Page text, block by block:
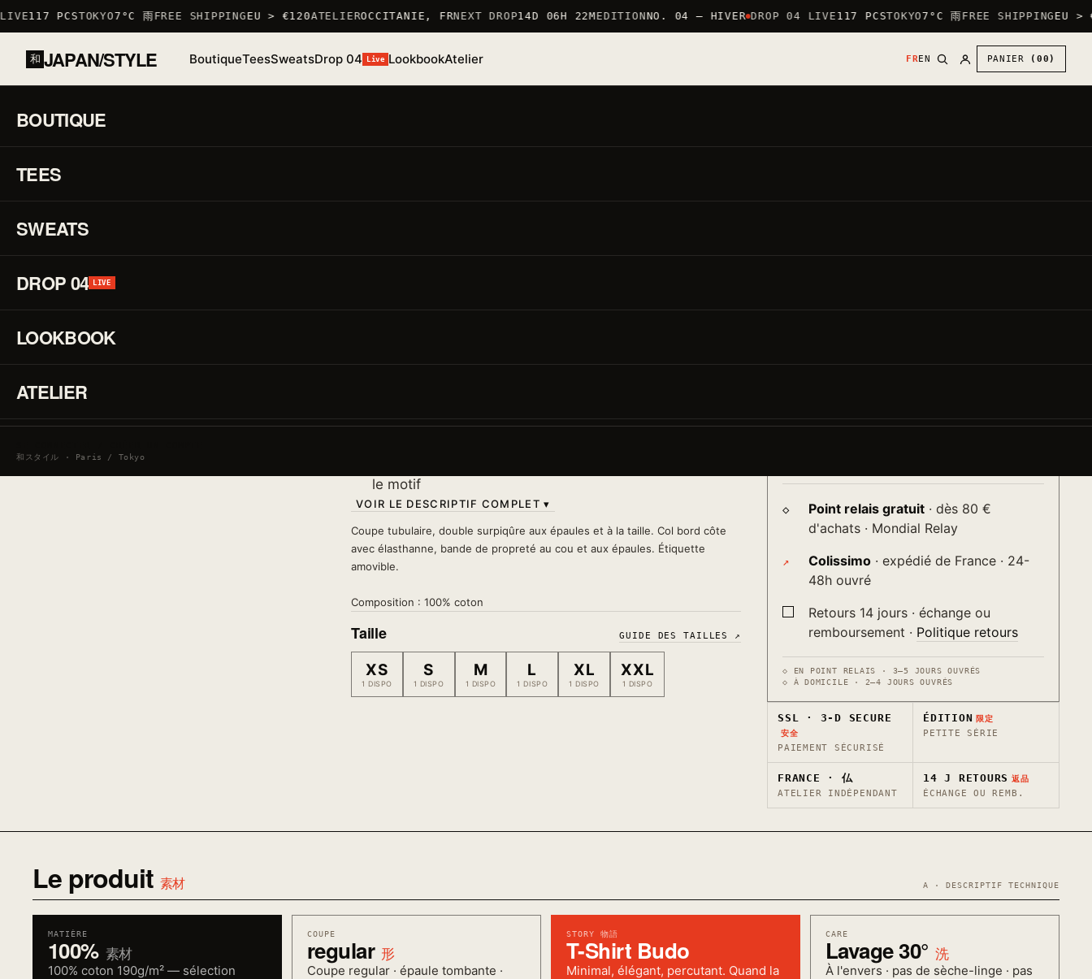
117 PCSTOKYO7°C 雨FREE SHIPPINGEU > €120ATELIEROCCITANIE, FRNEXT DROP14D 06H 22MEDITIONNO. 04 — HIVER DROP 04 LIVE117 PCSTOKYO7°C 雨FREE SHIPPINGEU >
和 JAPAN/STYLE BoutiqueTeesSweatsDrop 04 Live LookbookAtelier FREN PANIER (00)
BOUTIQUE
TEES
SWEATS
DROP 04 LIVE
LOOKBOOK
ATELIER
和スタイル · Paris / Tokyo
01 / 03
RÉF. TSHIRT_BUDO · 100% COTON 190G/M² · MARQUÉ EN
100% COTON 190G/M² ÉDITION LIMITÉE
Matière · 100% coton 190g/m²— production soignée,
Coupe · regular— unisexe, épaule tombante
le motif
VOIR LE DESCRIPTIF COMPLET ▾
Coupe tubulaire, double surpiqûre aux épaules et à la taille. Col bord côte
avec élasthanne, bande de propreté au cou et aux épaules. Étiquette
amovible.
Composition : 100% coton
Taille GUIDE DES TAILLES ↗
XS
1 DISPO
S
1 DISPO
M
1 DISPO
L
1 DISPO
XL
1 DISPO
XXL
1 DISPO
30 ,00
PRIX DIRECT
PAR DÉFAUT : LOGO CŒUR (POITRINE) +
AJOUTER AU PANIER
♡
Point relais gratuit · dès 80 €
d'achats · Mondial Relay
Colissimo · expédié de France · 24-
48h ouvré
Retours 14 jours · échange ou
remboursement · Politique retours
◇ EN POINT RELAIS · 3–5 JOURS OUVRÉS
◇ À DOMICILE · 2–4 JOURS OUVRÉS
SSL · 3-D SECURE
安全
PAIEMENT SÉCURISÉ
ÉDITION 限定
PETITE SÉRIE
FRANCE · 仏
ATELIER INDÉPENDANT
14 J RETOURS 返品
ÉCHANGE OU REMB.
Le produit 素材 A · DESCRIPTIF TECHNIQUE
MATIÈRE
100% 素材
100% coton 190g/m² — sélection
COUPE
regular 形
Coupe regular · épaule tombante ·
STORY 物語
T-Shirt Budo
Minimal, élégant, percutant. Quand la
CARE
Lavage 30° 洗
À l'envers · pas de sèche-linge · pas